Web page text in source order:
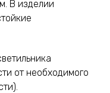
В изделии
от необходимого